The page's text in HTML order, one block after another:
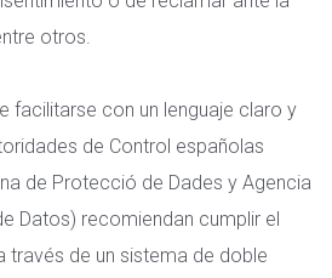
otros.
facilitarse con un lenguaje claro y
de Control españolas
de Protecció de Dades y Agencia
Datos) recomiendan cumplir el
través de un sistema de doble